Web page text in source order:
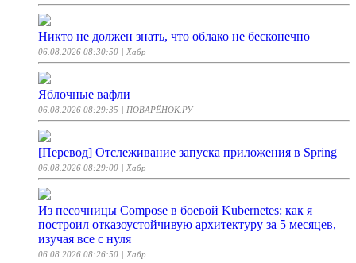
Никто не должен знать, что облако не бесконечно
06.08.2026 08:30:50 | Хабр
Яблочные вафли
06.08.2026 08:29:35 | ПОВАРЁНОК.РУ
[Перевод] Отслеживание запуска приложения в Spring
06.08.2026 08:29:00 | Хабр
Из песочницы Compose в боевой Kubernetes: как я
построил отказоустойчивую архитектуру за 5 месяцев,
изучая все с нуля
06.08.2026 08:26:50 | Хабр